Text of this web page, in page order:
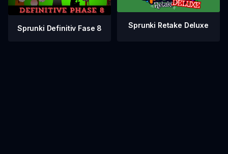
Sprunki Definitiv Fase 8 Sprunki Retake Deluxe